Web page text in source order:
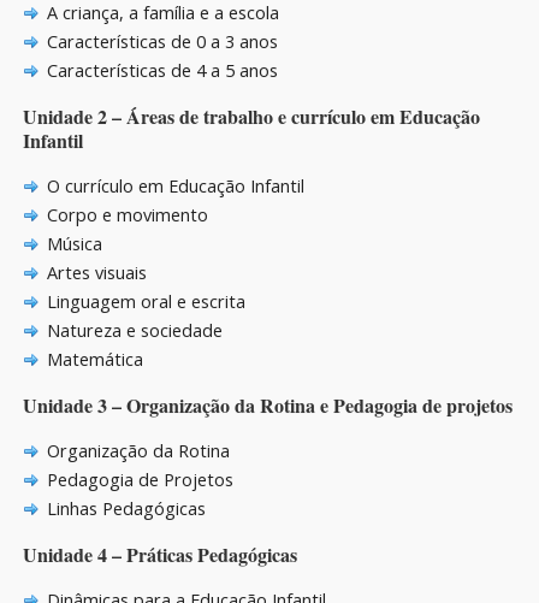
A criança, a família e a escola
Características de 0 a 3 anos
Características de 4 a 5 anos
Unidade 2 – Áreas de trabalho e currículo em Educação
Infantil
O currículo em Educação Infantil
Corpo e movimento
Música
Artes visuais
Linguagem oral e escrita
Natureza e sociedade
Matemática
Unidade 3 – Organização da Rotina e Pedagogia de projetos
Organização da Rotina
Pedagogia de Projetos
Linhas Pedagógicas
Unidade 4 – Práticas Pedagógicas